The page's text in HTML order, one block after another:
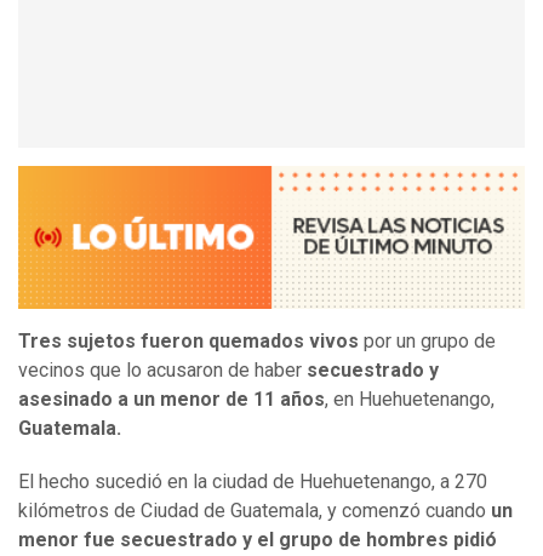
Tres sujetos fueron quemados vivos por un grupo de
vecinos que lo acusaron de haber secuestrado y
asesinado a un menor de 11 años, en Huehuetenango,
Guatemala.
El hecho sucedió en la ciudad de Huehuetenango, a 270
kilómetros de Ciudad de Guatemala, y comenzó cuando un
menor fue secuestrado y el grupo de hombres pidió